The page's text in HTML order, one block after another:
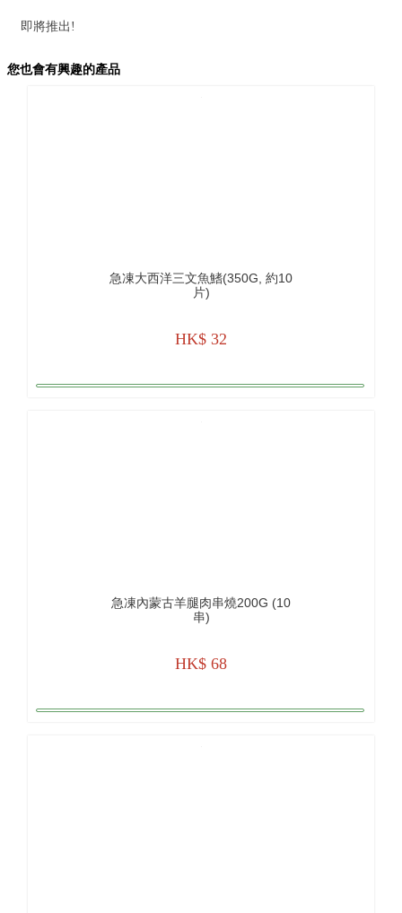
即將推出!
您也會有興趣的產品
急凍大西洋三文魚鰭(350G, 約10
片)
HK$ 32
急凍內蒙古羊腿肉串燒200G (10
串)
HK$ 68